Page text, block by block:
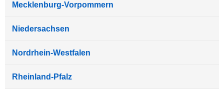
Mecklenburg-Vorpommern
Niedersachsen
Nordrhein-Westfalen
Rheinland-Pfalz